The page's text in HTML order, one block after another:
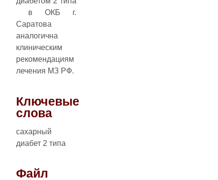
в ОКБ г.
Саратова
аналогична
клиническим
рекомендациям
лечения МЗ РФ.
Ключевые
слова
сахарный
диабет 2 типа
Файл